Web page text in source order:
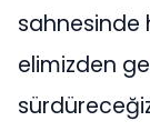
sahnesinde
elimizden